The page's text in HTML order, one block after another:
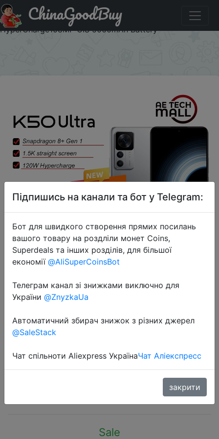
Акція на Original Xiaomi Redmi K50 Ultra 5G Smartphone
1.5k Direct Screen Snapdragon 8+ Gen 1 ,120W
HyperCharge108MP OIS 5000mAh Battery
ChinaGoodBuy
2022-10-03
Original Xiaomi Redmi K50 Ultra 5G
Smartphone 1.5k Direct Screen
Snapdragon 8+ Gen 1 ,120W
Battery
Sale
Підпишись на канали та бот у Telegram:
Бот для швидкого створення прямих посилань
вашого товару на роздліли монет Coins,
Superdeals та інших розділів, для більшої
економії @AliSuperCoinsBot
Телеграм канал зі знижками виключно для
України @ZnyzkaUa
Автоматичний збирач знижок з різних джерел
@SaleStack
Чат спільноти Aliexpress УкраїнаЧат Аліекспресс
закрити